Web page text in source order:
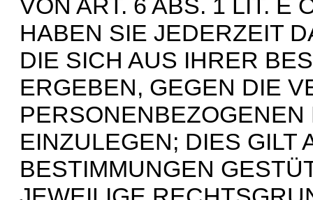
HABEN SIE JEDERZEIT
DIE SICH AUS IHRER
ERGEBEN, GEGEN DIE
EINZULEGEN; DIES GILT
BESTIMMUNGEN